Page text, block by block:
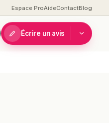
Espace ProAideContactBlog
Écrire un avis